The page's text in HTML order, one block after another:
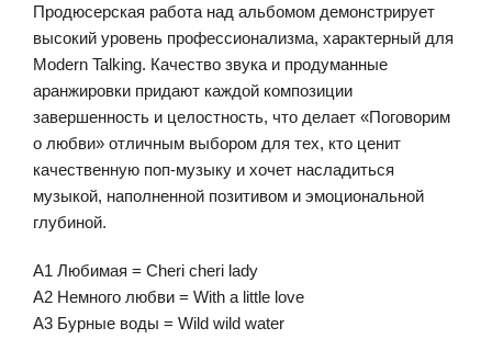
Продюсерская работа над альбомом демонстрирует
высокий уровень профессионализма, характерный для
Modern Talking. Качество звука и продуманные
аранжировки придают каждой композиции
завершенность и целостность, что делает «Поговорим
о любви» отличным выбором для тех, кто ценит
качественную поп-музыку и хочет насладиться
музыкой, наполненной позитивом и эмоциональной
глубиной.
A1 Любимая = Cheri cheri lady
A2 Немного любви = With a little love
A3 Бурные воды = Wild wild water